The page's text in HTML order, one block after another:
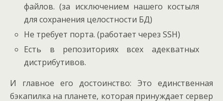
файлов. (за исключением нашего костыля
для сохранения целостности БД)
Не требует порта. (работает через SSH)
Есть в репозиториях всех адекватных
дистрибутивов.
И главное его достоинство: Это единственная
бэкапилка на планете, которая принуждает сервер